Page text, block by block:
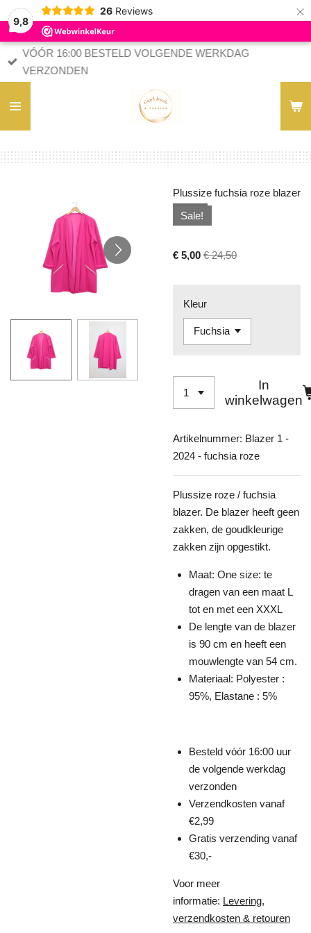
9,8
26 Reviews ×
VÓÓR 16:00 BESTELD VOLGENDE WERKDAG
VERZONDEN
Plussize fuchsia roze blazer
Sale!
€ 5,00 € 24,50
Kleur
In
winkelwagen
Artikelnummer: Blazer 1 -
2024 - fuchsia roze
Plussize roze / fuchsia
blazer. De blazer heeft geen
zakken, de goudkleurige
zakken zijn opgestikt.
Maat: One size: te
dragen van een maat L
tot en met een XXXL
De lengte van de blazer
is 90 cm en heeft een
mouwlengte van 54 cm.
Materiaal: Polyester :
95%, Elastane : 5%
Besteld vóór 16:00 uur
de volgende werkdag
verzonden
Verzendkosten vanaf
€2,99
Gratis verzending vanaf
€30,-
Voor meer
informatie: Levering,
verzendkosten & retouren